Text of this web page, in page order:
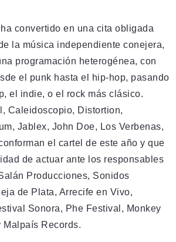
convertido en una cita obligada
la música independiente conejera,
programación heterogénea, con
el punk hasta el hip-hop, pasando
el indie, o el rock más clásico.
Caleidoscopio, Distortion,
Jablex, John Doe, Los Verbenas,
el cartel de este año y que
de actuar ante los responsables
Producciones, Sonidos
de Plata, Arrecife en Vivo,
Sonora, Phe Festival, Monkey
Malpaís Records.